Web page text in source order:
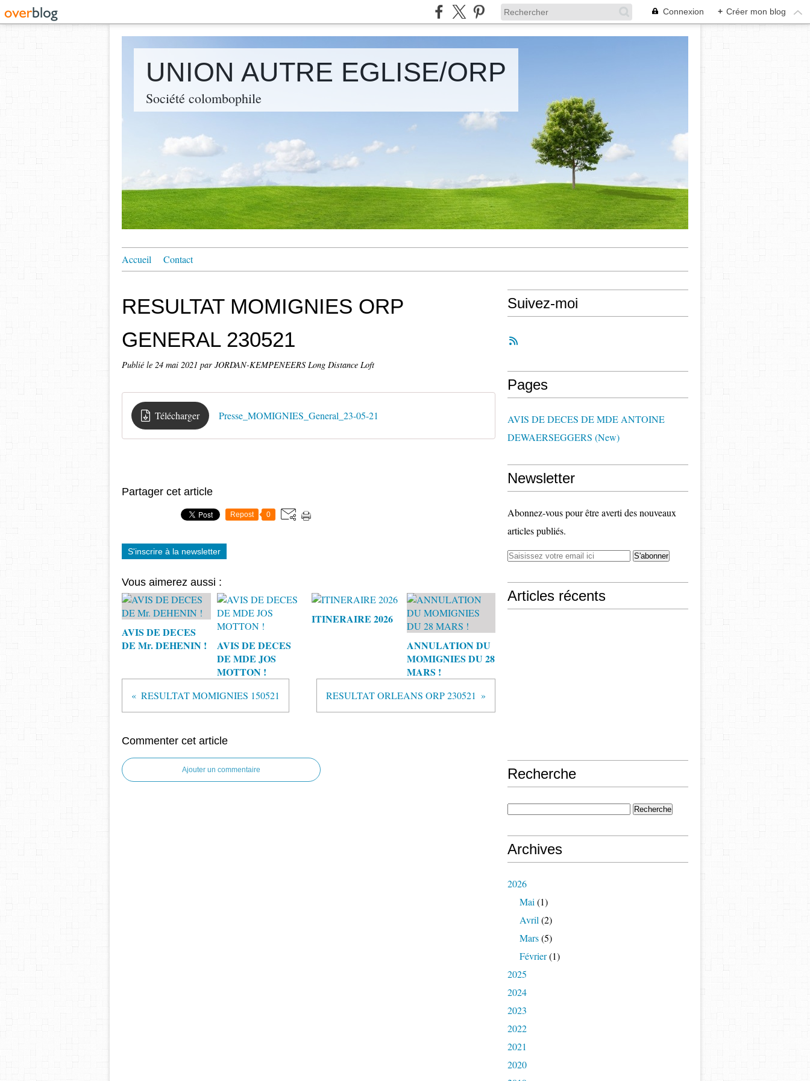
Connexion + Créer mon blog
UNION AUTRE EGLISE/ORP
Société colombophile
Accueil Contact
RESULTAT MOMIGNIES ORP
GENERAL 230521
Publié le 24 mai 2021 par JORDAN-KEMPENEERS Long Distance Loft
Télécharger Presse_MOMIGNIES_General_23-05-21
Partager cet article
Repost 0
S'inscrire à la newsletter
Vous aimerez aussi :
AVIS DE DECES
DE Mr. DEHENIN !
AVIS DE DECES
DE MDE JOS
MOTTON !
ITINERAIRE 2026
ANNULATION DU
MOMIGNIES DU 28
MARS !
RESULTAT MOMIGNIES 150521 RESULTAT ORLEANS ORP 230521
Commenter cet article
Ajouter un commentaire
Suivez-moi
Pages
AVIS DE DECES DE MDE ANTOINE
DEWAERSEGGERS (New)
Newsletter
Abonnez-vous pour être averti des nouveaux
articles publiés.
Articles récents
Recherche
Archives
2026
Mai (1)
Avril (2)
Mars(5)
Février(1)
2025
2024
2023
2022
2021
2020